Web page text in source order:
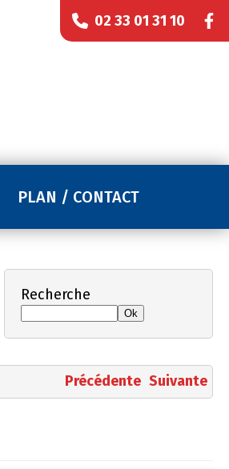
02 33 01 31 10
PLAN / CONTACT
Recherche
Précédente Suivante